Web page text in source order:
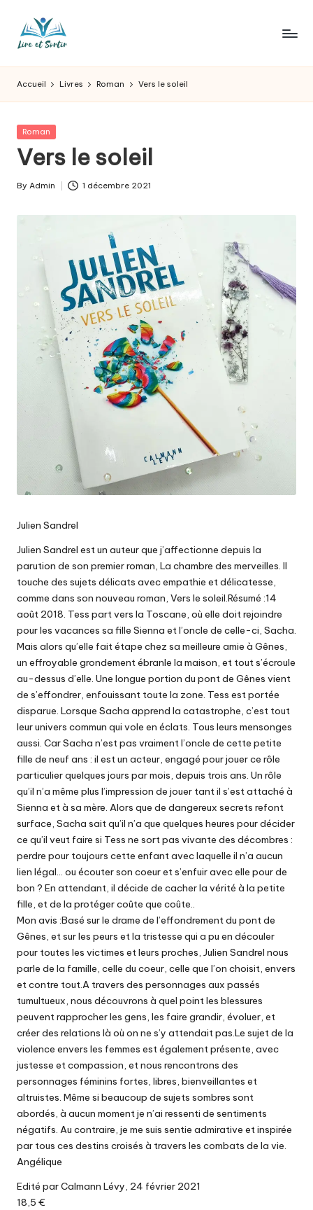
L
ir
e
e
t
s
o
pour
les
goûts,
des
pour
Accueil Livres Roman Vers le soleil
Posted
Roman
Vers le soleil
Posted
By Admin 1 décembre 2021
Julien Sandrel
Julien Sandrel est un auteur que j’affectionne depuis la
parution de son premier roman, La chambre des merveilles. Il
touche des sujets délicats avec empathie et délicatesse,
comme dans son nouveau roman, Vers le soleil.Résumé :14
août 2018. Tess part vers la Toscane, où elle doit rejoindre
pour les vacances sa fille Sienna et l’oncle de celle-ci, Sacha.
Mais alors qu’elle fait étape chez sa meilleure amie à Gênes,
un effroyable grondement ébranle la maison, et tout s’écroule
au-dessus d’elle. Une longue portion du pont de Gênes vient
de s’effondrer, enfouissant toute la zone. Tess est portée
disparue. Lorsque Sacha apprend la catastrophe, c’est tout
leur univers commun qui vole en éclats. Tous leurs mensonges
aussi. Car Sacha n’est pas vraiment l’oncle de cette petite
fille de neuf ans : il est un acteur, engagé pour jouer ce rôle
particulier quelques jours par mois, depuis trois ans. Un rôle
qu’il n’a même plus l’impression de jouer tant il s’est attaché à
Sienna et à sa mère. Alors que de dangereux secrets refont
surface, Sacha sait qu’il n’a que quelques heures pour décider
ce qu’il veut faire si Tess ne sort pas vivante des décombres :
perdre pour toujours cette enfant avec laquelle il n’a aucun
lien légal… ou écouter son coeur et s’enfuir avec elle pour de
bon ? En attendant, il décide de cacher la vérité à la petite
fille, et de la protéger coûte que coûte..
Mon avis :Basé sur le drame de l’effondrement du pont de
Gênes, et sur les peurs et la tristesse qui a pu en découler
pour toutes les victimes et leurs proches, Julien Sandrel nous
parle de la famille, celle du coeur, celle que l’on choisit, envers
et contre tout.A travers des personnages aux passés
tumultueux, nous découvrons à quel point les blessures
peuvent rapprocher les gens, les faire grandir, évoluer, et
créer des relations là où on ne s’y attendait pas.Le sujet de la
violence envers les femmes est également présente, avec
justesse et compassion, et nous rencontrons des
personnages féminins fortes, libres, bienveillantes et
altruistes. Même si beaucoup de sujets sombres sont
abordés, à aucun moment je n’ai ressenti de sentiments
négatifs. Au contraire, je me suis sentie admirative et inspirée
par tous ces destins croisés à travers les combats de la vie.
Angélique
Edité par Calmann Lévy, 24 février 2021
18,5 €